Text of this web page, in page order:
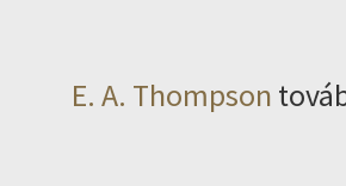
E. A. Thompson